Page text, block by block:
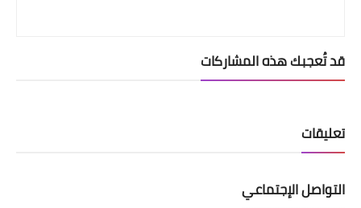
قد تُعجبك هذه المشاركات
تعليقات
التواصل الإجتماعي